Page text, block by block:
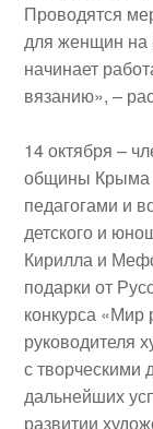
Проводятся
для женщин
начинает
вязанию», –
14 октября –
общины
педагогами и
детского и
Кирилла и
подарки от
конкурса «Мир
руководителя
с творческими
дальнейших
развитии